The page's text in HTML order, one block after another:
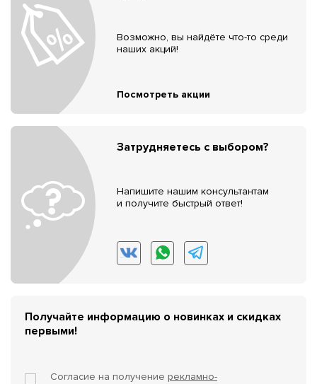
Возможно, вы найдёте что-то среди
наших акций!
Посмотреть акции
Затрудняетесь с выбором?
Напишите нашим консультантам
и получите быстрый ответ!
Получайте информацию о новинках и скидках
первыми!
Согласие на получение рекламно-